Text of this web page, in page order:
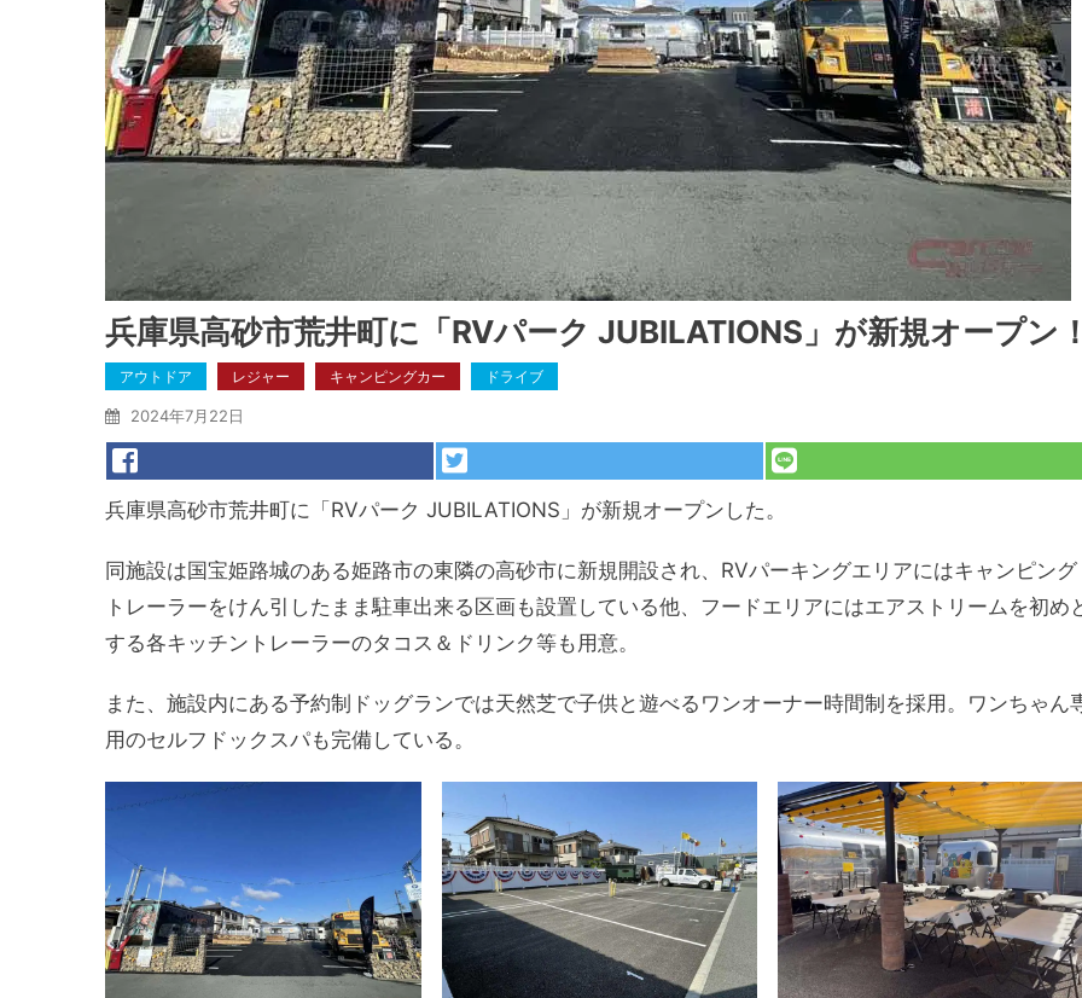
兵庫県高砂市荒井町に「RVパーク JUBILATIONS」が新規オープン
アウトドア レジャー キャンピングカー ドライブ
2024年7月22日
兵庫県高砂市荒井町に「RVパーク JUBILATIONS」が新規オープンした。
同施設は国宝姫路城のある姫路市の東隣の高砂市に新規開設され、RVパーキングエリアにはキャンピング
トレーラーをけん引したまま駐車出来る区画も設置している他、フードエリアにはエアストリームを初め
する各キッチントレーラーのタコス＆ドリンク等も用意。
また、施設内にある予約制ドッグランでは天然芝で子供と遊べるワンオーナー時間制を採用。ワンちゃん
用のセルフドックスパも完備している。